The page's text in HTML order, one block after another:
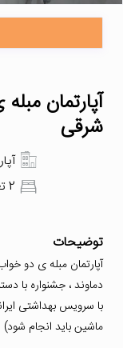
آپارتمان
شرقی
2 تعداد اتاق‌خواب
توضیحات
آپارتمان مبله ی دو
دماوند ، جشنواره با
با سرویس بهداشتی
ماشین باید انجام شود)